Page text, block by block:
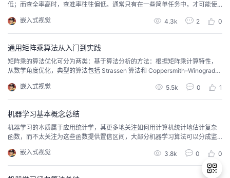
低；而查全率高时，查准率往往偏低。通常只有在一些简单任务中，才可能使
以查准率 P 为纵轴、查全率 R 为横轴作图，就得到了查准率－查全率曲线，简
称 P-R 曲线，PR 曲线下的面积定义为 AP。
嵌入式视觉 4.3k 2 0
通用矩阵乘算法从入门到实践
矩阵乘的算法优化可分为两类：基于算法分析的方法：根据矩阵乘计算特性，
从数学角度优化，典型的算法包括 Strassen 算法和 Coppersmith–Winograd
嵌入式视觉
5.5k 0 1
机器学习基本概念总结
机器学习的本质属于应用统计学，其更多地关注如何用计算机统计地估计复杂
函数，而不太关注为这些函数提供置信区间，大部分机器学习算法可以分成监
数、模型和数据集可以建立一个完整的机器学习算法。
嵌入式视觉 3.8k 0 0